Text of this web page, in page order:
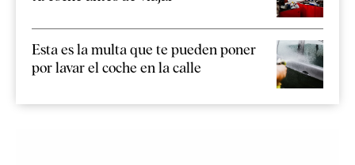
Esta es la multa que te pueden poner
por lavar el coche en la calle